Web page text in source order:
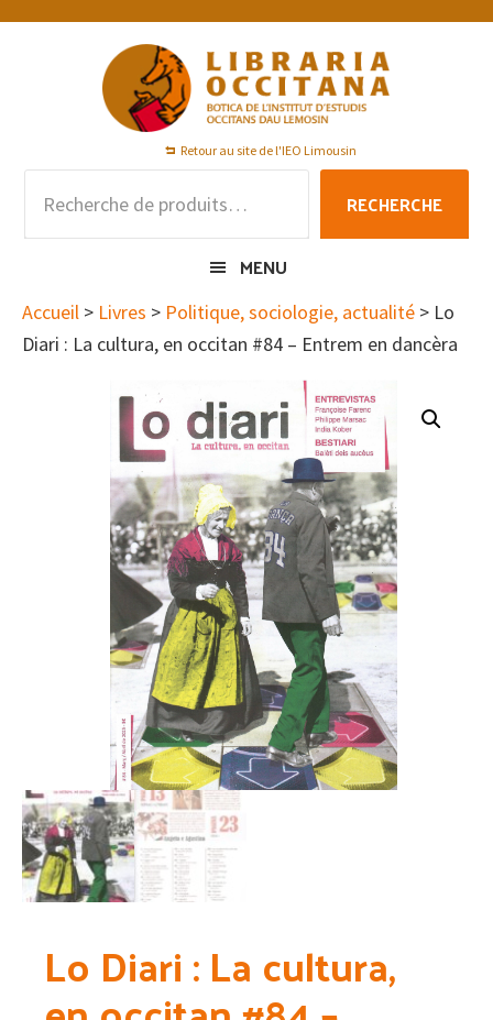
Passer
Passer
Passer
Retour au site de l'IEO Limousin
pour :
RECHERCHE
MENU
Accueil > Livres > Politique, sociologie, actualité > Lo
Diari : La cultura, en occitan #84 – Entrem en dancèra
Lo Diari : La cultura,